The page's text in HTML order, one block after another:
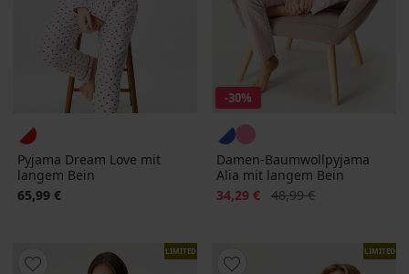
Pyjama Dream Love mit
langem Bein
65,99 €
-30%
Damen-Baumwollpyjama
Alia mit langem Bein
Rabatt
34,29 € Alter Preis
48,99 €
LIMITED LIMITED